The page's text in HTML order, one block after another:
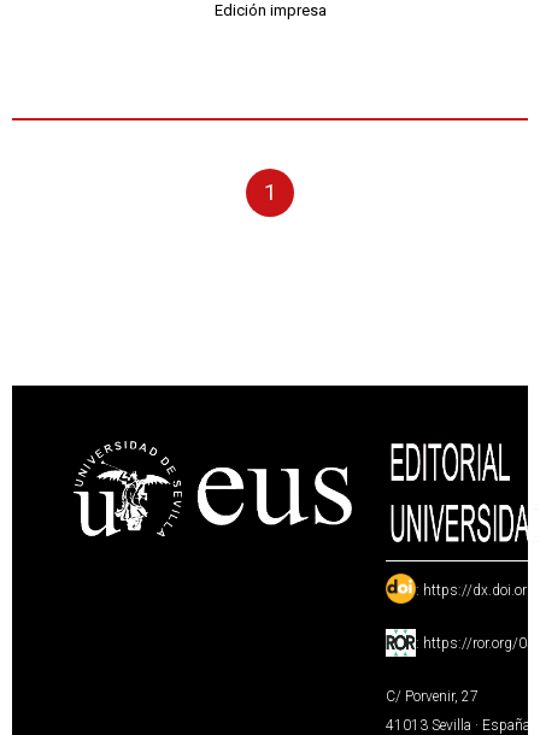
Edición impresa
1
: https://
: https://ror.org/
C/ Porvenir, 27
41013 Sevilla · España